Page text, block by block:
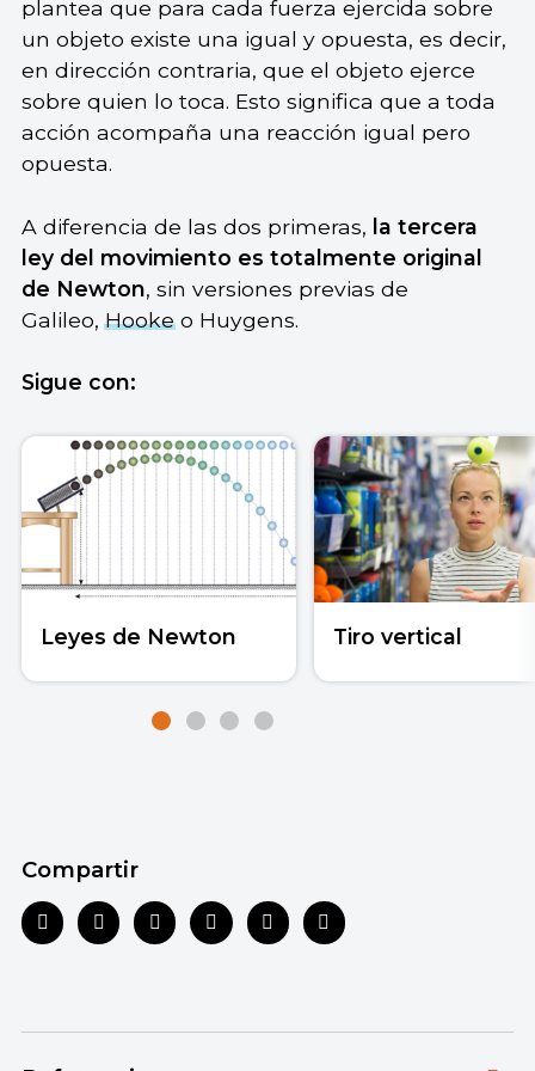
plantea que para cada fuerza ejercida sobre
un objeto existe una igual y opuesta, es decir,
en dirección contraria, que el objeto ejerce
sobre quien lo toca. Esto significa que a toda
acción acompaña una reacción igual pero
opuesta.
A diferencia de las dos primeras, la tercera
ley del movimiento es totalmente original
de Newton, sin versiones previas de
Galileo,Hookeo Huygens.
Sigue con:
Leyes de Newton Tiro vertical
Compartir